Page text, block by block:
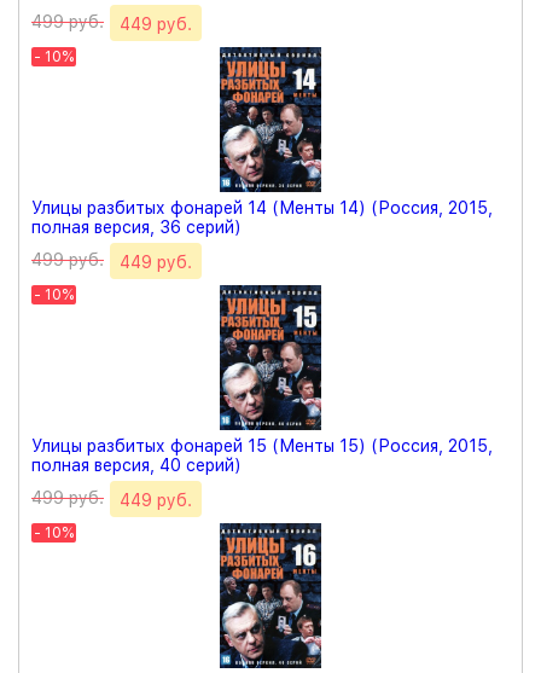
499 руб.
449 руб.
- 10%
Улицы разбитых фонарей 14 (Менты 14) (Россия, 2015,
полная версия, 36 серий)
499 руб.
449 руб.
- 10%
Улицы разбитых фонарей 15 (Менты 15) (Россия, 2015,
полная версия, 40 серий)
499 руб.
449 руб.
- 10%